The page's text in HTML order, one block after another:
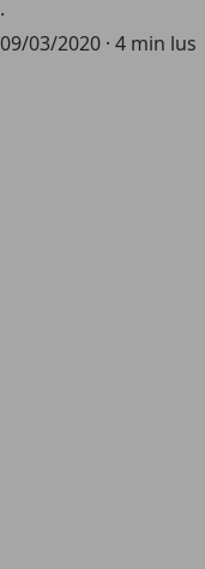
·
09/03/2020 · 4 min lus